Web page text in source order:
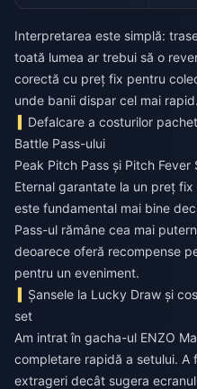
Interpretarea este simplă:
toată lumea ar trebui să o
corectă cu preț fix pentru
unde banii dispar cel mai rapid.
Defalcare a costurilor
Battle Pass-ului
Peak Pitch Pass și Pitch
Eternal garantate la un preț
este fundamental mai bine
Pass-ul rămâne cea mai
deoarece oferă recompense
pentru un eveniment.
Șansele la Lucky Draw și
set
Am intrat în gacha-ul ENZO
completare rapidă a setului. A
extrageri decât sugera